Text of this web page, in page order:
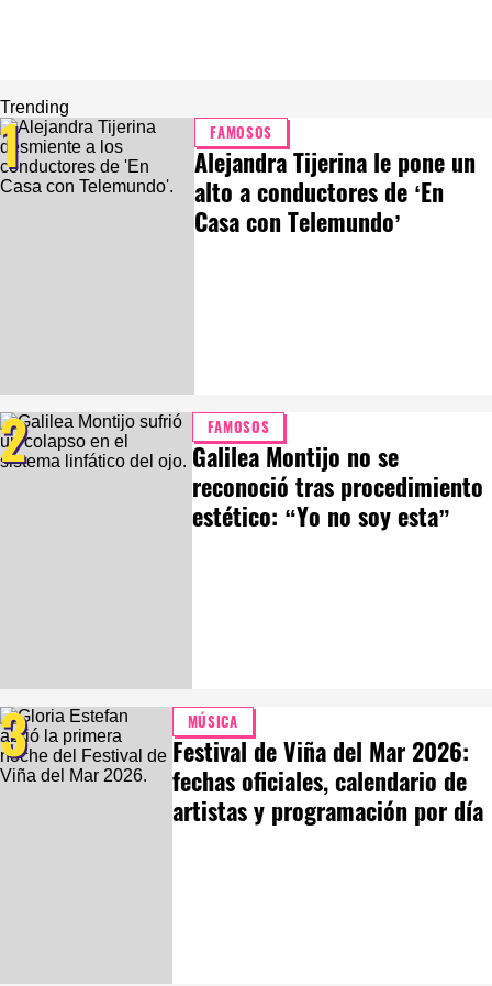
Trending
1 FAMOSOS
Alejandra Tijerina le pone un
alto a conductores de ‘En
Casa con Telemundo’
2 FAMOSOS
Galilea Montijo no se
reconoció tras procedimiento
estético: “Yo no soy esta”
3 MÚSICA
Festival de Viña del Mar 2026:
fechas oficiales, calendario de
artistas y programación por día